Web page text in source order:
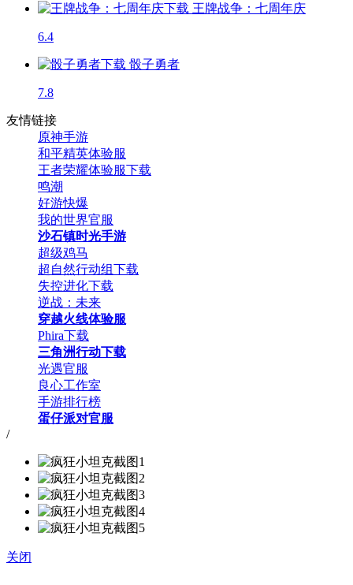
王牌战争：七周年庆
6.4
骰子勇者
7.8
友情链接
原神手游
和平精英体验服
王者荣耀体验服下载
鸣潮
好游快爆
我的世界官服
沙石镇时光手游
超级鸡马
超自然行动组下载
失控进化下载
逆战：未来
穿越火线体验服
Phira下载
三角洲行动下载
光遇官服
良心工作室
手游排行榜
蛋仔派对官服
/
关闭